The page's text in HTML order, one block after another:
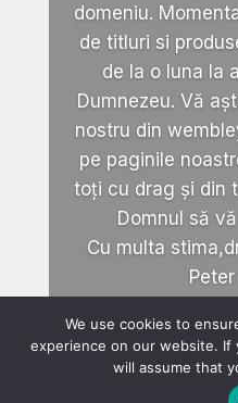
domeniu.
de titluri si
de la o luna la
Dumnezeu. Vă
nostru din
pe paginile
toți cu drag și din
Domnul să
Cu multa
We use cookies to
experience on our website.
will assume that